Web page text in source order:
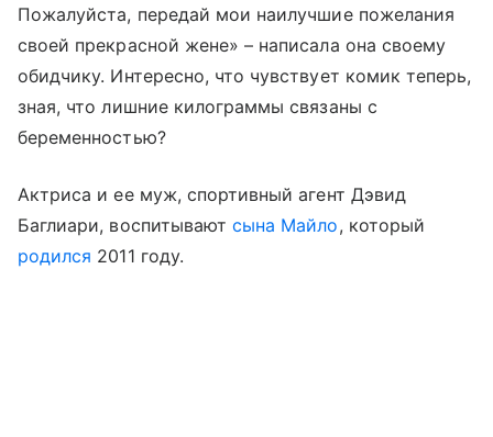
Пожалуйста, передай мои наилучшие пожелания
своей прекрасной жене» – написала она своему
обидчику. Интересно, что чувствует комик теперь,
зная, что лишние килограммы связаны с
беременностью?
Актриса и ее муж, спортивный агент Дэвид
Баглиари, воспитываютсына Майло, который
родился 2011 году.